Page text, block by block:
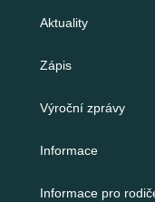
Aktuality
Zápis
Výroční zprávy
Informace
Informace pro